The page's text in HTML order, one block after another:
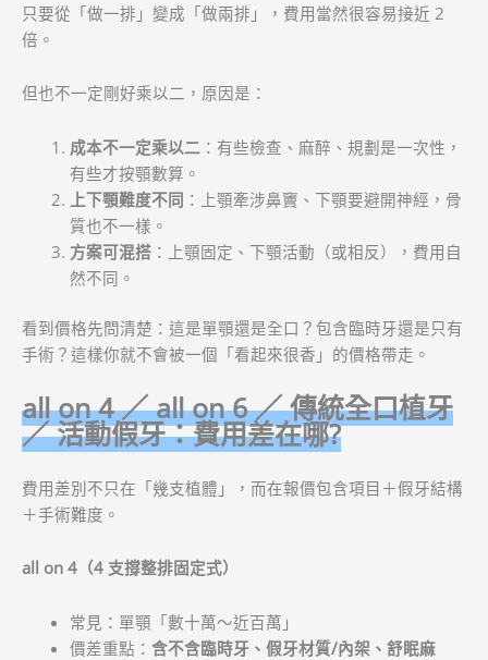
只要從「做一排」變成「做兩排」，費用當然很容易接近 2
倍。
但也不一定剛好乘以二，原因是：
成本不一定乘以二：有些檢查、麻醉、規劃是一次性，
有些才按顎數算。
上下顎難度不同 ：上顎牽涉鼻竇、下顎要避開神經，骨
質也不一樣。
方案可混搭：上顎固定、下顎活動（或相反），費用自
然不同。
看到價格先問清楚：這是單顎還是全口？包含臨時牙還是只有
手術？這樣你就不會被一個「看起來很香」的價格帶走。
all on 4 ／ all on 6 ／ 傳統全口植牙
／ 活動假牙：費用差在哪?
費用差別不只在「幾支植體」，而在報價包含項目＋假牙結構
＋手術難度。
all on 4（4 支撐整排固定式）
常見：單顎「數十萬～近百萬」
價差重點： 含不含臨時牙、假牙材質/內架、舒眠麻